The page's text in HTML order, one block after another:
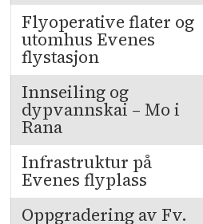
Flyoperative flater og
utomhus Evenes
flystasjon
Innseiling og
dypvannskai – Mo i
Rana
Infrastruktur på
Evenes flyplass
Oppgradering av Fv.